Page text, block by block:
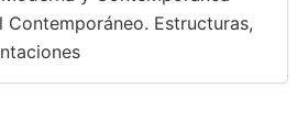
Contemporáneo. Estructuras,